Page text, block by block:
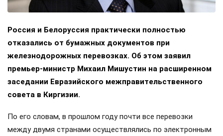
Россия и Белоруссия практически полностью
отказались от бумажных документов при
железнодорожных перевозках. Об этом заявил
премьер-министр Михаил Мишустин на расширенном
заседании Евразийского межправительственного
совета в Киргизии.
По его словам, в прошлом году почти все перевозки
между двумя странами осуществлялись по электронным